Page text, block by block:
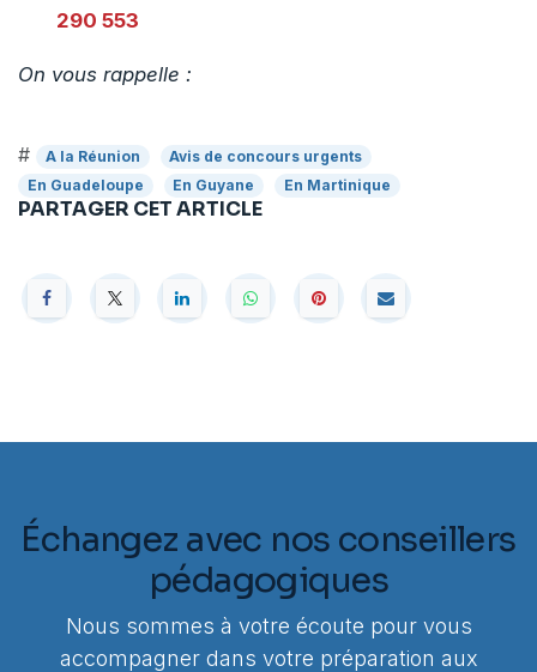
290 553
On vous rappelle :
# A la Réunion
Avis de concours urgents
En Guadeloupe
En Guyane En Martinique
PARTAGER CET ARTICLE
Échangez avec nos conseillers
pédagogiques
Nous sommes à votre écoute pour vous
accompagner dans votre préparation aux